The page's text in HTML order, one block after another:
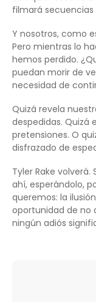
filmará
Y nosotros, como
Pero mientras lo
hemos perdido.
puedan morir de
necesidad de
Quizá revela
despedidas.
pretensiones. O
disfrazado de
Tyler Rake
ahí, esperándolo,
queremos: la
oportunidad de no
ningún adiós